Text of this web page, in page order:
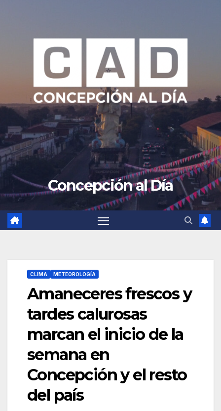
Concepción al Día
CLIMA METEOROLOGÍA
Amaneceres frescos y
tardes calurosas
marcan el inicio de la
semana en
Concepción y el resto
del país